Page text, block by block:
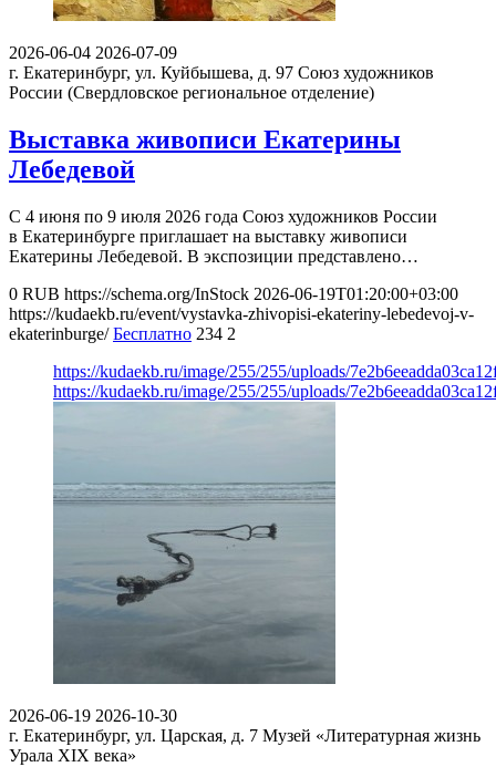
2026-06-04 2026-07-09
г. Екатеринбург, ул. Куйбышева, д. 97 Союз художников
России (Свердловское региональное отделение)
Выставка живописи Екатерины
Лебедевой
С 4 июня по 9 июля 2026 года Союз художников России
в Екатеринбурге приглашает на выставку живописи
Екатерины Лебедевой. В экспозиции представлено…
0 RUB https://schema.org/InStock 2026-06-19T01:20:00+03:00
https://kudaekb.ru/event/vystavka-zhivopisi-ekateriny-lebedevoj-v-
ekaterinburge/ Бесплатно 234 2
https://kudaekb.ru/image/255/255/uploads/
https://kudaekb.ru/image/255/255/uploads/
2026-06-19 2026-10-30
г. Екатеринбург, ул. Царская, д. 7 Музей «Литературная жизнь
Урала XIX века»